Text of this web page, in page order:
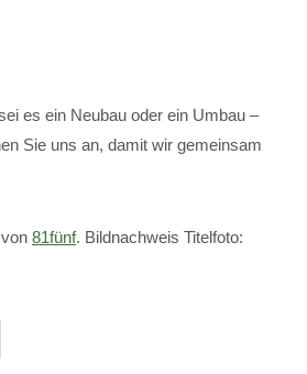
es ein Neubau oder ein Umbau –
Sie uns an, damit wir gemeinsam
81fünf. Bildnachweis Titelfoto: